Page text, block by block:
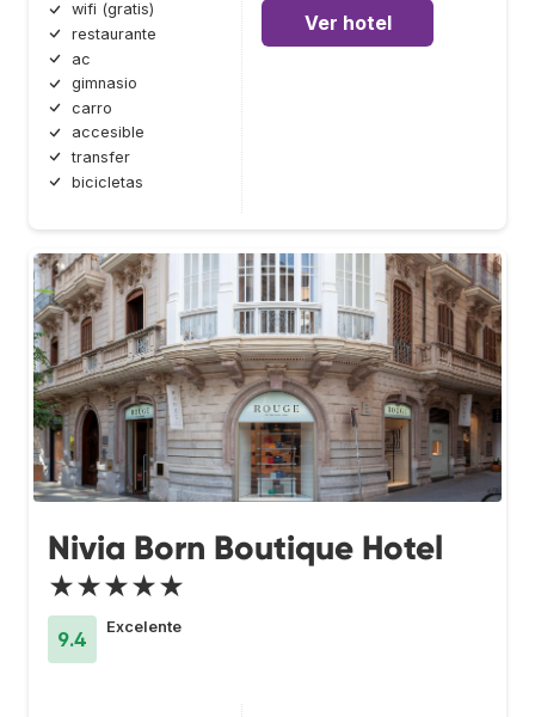
wifi (gratis)
restaurante
ac
gimnasio
carro
accesible
transfer
bicicletas
Ver hotel
Nivia Born Boutique Hotel
★★★★★
9.4
Excelente